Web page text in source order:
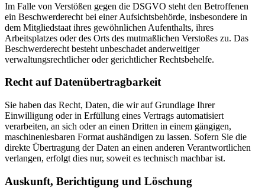
Im Falle von Verstößen gegen die DSGVO steht den Betroffenen
ein Beschwerderecht bei einer Aufsichtsbehörde, insbesondere in
dem Mitgliedstaat ihres gewöhnlichen Aufenthalts, ihres
Arbeitsplatzes oder des Orts des mutmaßlichen Verstoßes zu. Das
Beschwerderecht besteht unbeschadet anderweitiger
verwaltungsrechtlicher oder gerichtlicher Rechtsbehelfe.
Recht auf Datenübertragbarkeit
Sie haben das Recht, Daten, die wir auf Grundlage Ihrer
Einwilligung oder in Erfüllung eines Vertrags automatisiert
verarbeiten, an sich oder an einen Dritten in einem gängigen,
maschinenlesbaren Format aushändigen zu lassen. Sofern Sie die
direkte Übertragung der Daten an einen anderen Verantwortlichen
verlangen, erfolgt dies nur, soweit es technisch machbar ist.
Auskunft, Berichtigung und Löschung